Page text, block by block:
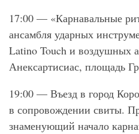
17:00 — «Карнавальные
ансамбля ударных
Latino Touch и воздушных
Анексартисиас, площадь
19:00 — Въезд в город
в сопровождении свиты.
знаменующий начало